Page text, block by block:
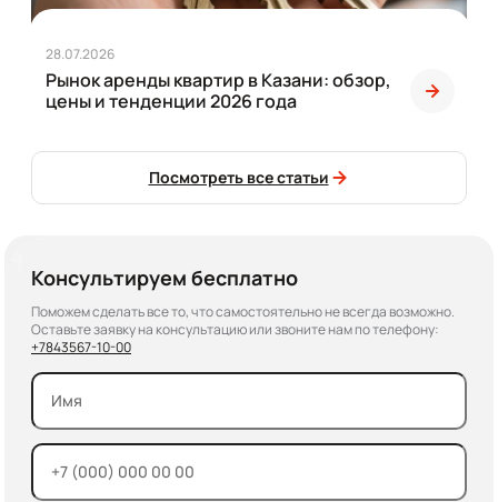
28.07.2026
Рынок аренды квартир в Казани: обзор,
цены и тенденции 2026 года
Посмотреть все статьи
Консультируем бесплатно
Поможем сделать все то, что самостоятельно не всегда возможно.
Оставьте заявку на консультацию или звоните нам по телефону:
+7843567-10-00